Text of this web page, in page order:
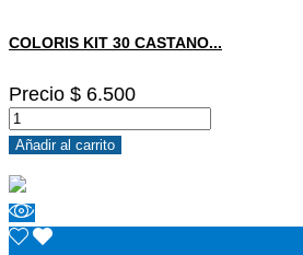
COLORIS KIT 30 CASTANO...
Precio $ 6.500
Añadir al carrito